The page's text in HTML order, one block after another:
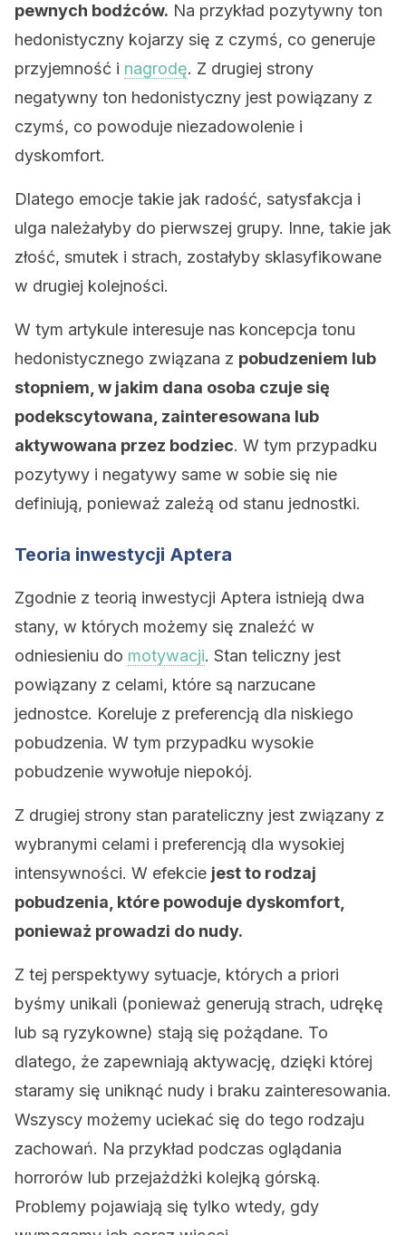
pewnych bodźców. Na przykład pozytywny ton
hedonistyczny kojarzy się z czymś, co generuje
przyjemność i nagrodę. Z drugiej strony
negatywny ton hedonistyczny jest powiązany z
czymś, co powoduje niezadowolenie i
dyskomfort.
Dlatego emocje takie jak radość, satysfakcja i
ulga należałyby do pierwszej grupy. Inne, takie jak
złość, smutek i strach, zostałyby sklasyfikowane
w drugiej kolejności.
W tym artykule interesuje nas koncepcja tonu
hedonistycznego związana z pobudzeniem lub
stopniem, w jakim dana osoba czuje się
podekscytowana, zainteresowana lub
aktywowana przez bodziec. W tym przypadku
pozytywy i negatywy same w sobie się nie
definiują, ponieważ zależą od stanu jednostki.
Teoria inwestycji Aptera
Zgodnie z teorią inwestycji Aptera istnieją dwa
stany, w których możemy się znaleźć w
odniesieniu do motywacji. Stan teliczny jest
powiązany z celami, które są narzucane
jednostce. Koreluje z preferencją dla niskiego
pobudzenia. W tym przypadku wysokie
pobudzenie wywołuje niepokój.
Z drugiej strony stan parateliczny jest związany z
wybranymi celami i preferencją dla wysokiej
intensywności. W efekcie jest to rodzaj
pobudzenia, które powoduje dyskomfort,
ponieważ prowadzi do nudy.
Z tej perspektywy sytuacje, których a priori
byśmy unikali (ponieważ generują strach, udrękę
lub są ryzykowne) stają się pożądane. To
dlatego, że zapewniają aktywację, dzięki której
staramy się uniknąć nudy i braku zainteresowania.
Wszyscy możemy uciekać się do tego rodzaju
zachowań. Na przykład podczas oglądania
horrorów lub przejażdżki kolejką górską.
Problemy pojawiają się tylko wtedy, gdy